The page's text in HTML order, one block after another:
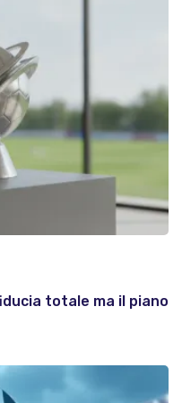
totale ma il piano